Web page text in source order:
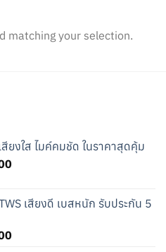
matching your selection.
ยงใส ไมค์คมชัด ในราคาสุดคุ้ม
Current
฿140.00.
เสียงดี เบสหนัก รับประกัน 5
Current